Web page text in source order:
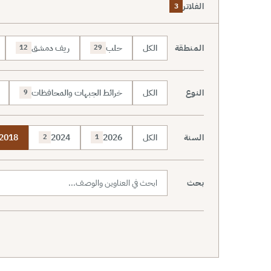
الفلاتر 3
المنطقة الكل حلب 29 ريف دمشق 12
النوع الكل خرائط الجبهات والمحافظات 9
السنة الكل 2026
1
2024
2
بحث